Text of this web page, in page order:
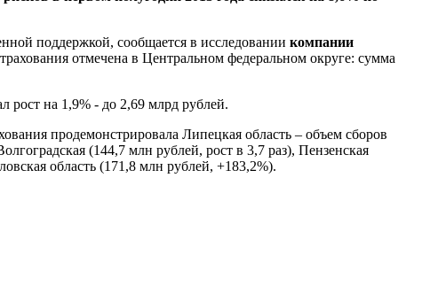
поддержкой, сообщается в исследовании компании
отмечена в Центральном федеральном округе: сумма
рост на 1,9% - до 2,69 млрд рублей.
продемонстрировала Липецкая область – объем сборов
(144,7 млн рублей, рост в 3,7 раз), Пензенская
область (171,8 млн рублей, +183,2%).